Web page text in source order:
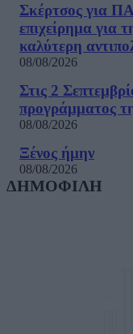
Σκέρτσος για
επιχείρημα για
καλύτερη
08/08/2026
Στις 2
προγράμματος
08/08/2026
Ξένος ήμην
08/08/2026
ΔΗΜΟΦΙΛΗ